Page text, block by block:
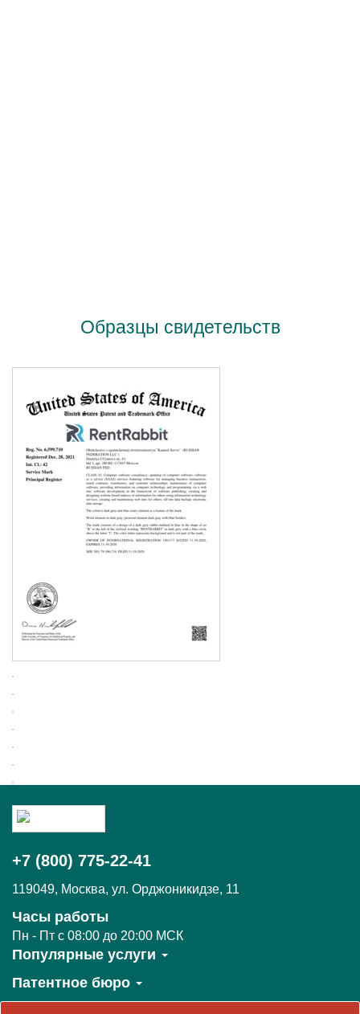
Образцы свидетельств
+7 (800) 775-22-41
119049, Москва, ул. Орджоникидзе, 11
Часы работы
Пн - Пт c 08:00 до 20:00 МСК
Популярные услуги
Патентное бюро